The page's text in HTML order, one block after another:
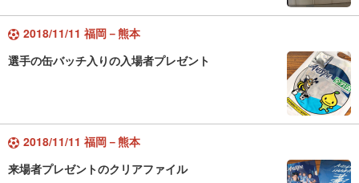
2018/11/11 福岡－熊本
選手の缶バッチ入りの入場者プレゼント
2018/11/11 福岡－熊本
来場者プレゼントのクリアファイル